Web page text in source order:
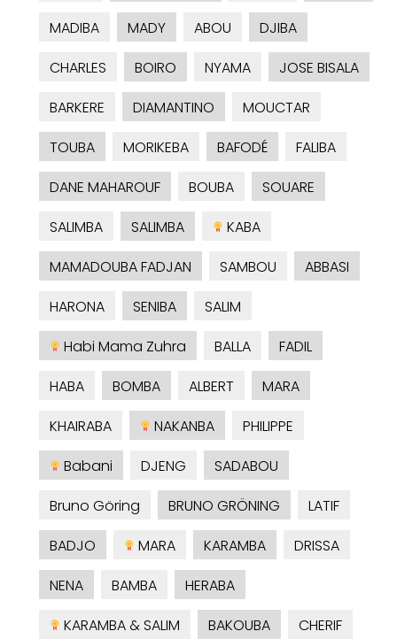
MADIBA MADY ABOU
DJIBA
CHARLES
BOIRO NYAMA
JOSE BISALA
BARKERE
DIAMANTINO
MOUCTAR
TOUBA
MORIKEBA BAFODÉ
FALIBA
DANE MAHAROUF
BOUBA
SOUARE
SALIMBA
SALIMBA
KABA
MAMADOUBA FADJAN
SAMBOU
ABBASI
HARONA
SENIBA
SALIM
Habi Mama Zuhra
BALLA
FADIL
HABA
BOMBA ALBERT
MARA
KHAIRABA
NAKANBA
PHILIPPE
Babani
DJENG
SADABOU
Bruno Göring
BRUNO GRÖNING
LATIF
BADJO
MARA KARAMBA
DRISSA
NENA
BAMBA
HERABA
KARAMBA & SALIM
BAKOUBA
CHERIF